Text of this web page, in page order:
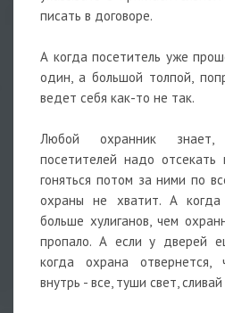
писать в договоре.
А когда посетитель уже
один, а большой толпой,
ведет себя как-то не так.
Любой охранник знает,
посетителей надо
гоняться потом за ними по
охраны не хватит. А
больше хулиганов, чем
пропало. А если у дверей
когда охрана
внутрь - все, туши свет,